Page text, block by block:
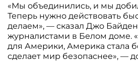
«Мы объединились, и мы
Теперь нужно действовать
делаем», — сказал Джо
журналистами в Белом доме.
для Америки, Америка стала
сделает мир безопаснее», —